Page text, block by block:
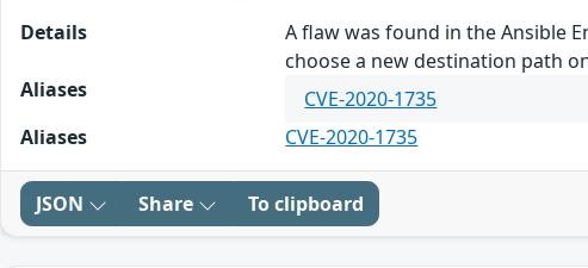
Details
A flaw was found in the Ansible
choose a new destination path
Aliases
CVE-2020-1735
Aliases
CVE-2020-1735
JSON Share To clipboard